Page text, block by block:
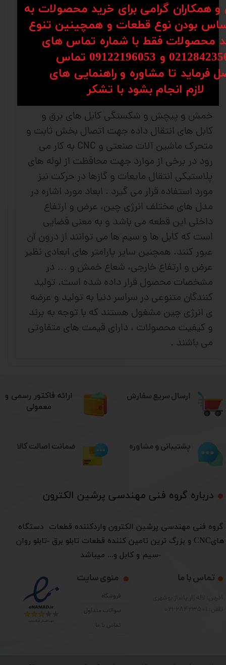
حساب می آید . انرژی گايد و يا همان محافظ
كابل در حقيقت قطعات پليمری از جنس پلی
آميد می باشند كه با خاصيت ضد سايشی،
توانايی رفت و برگشت به ميزان خيلی زياد و در
طول محور حركت را دارند و اين در شرايطی است
كه ميزان خمش كابل از يك مقدار مشخص كمتر
نمی شود. این قطعه که به منظور جلوگیری از
خمش و پیچش و شکستگی کابل های برق و
کابل های انتقال داده جهت اتصال بخش ثابت و
متحرک ماشین آلات صنعتی و CNC به کار می
رود در برخی از موارد جهت محافظت از لوله های
پلاستیکی انتقال مایعات و گازها در حرکت نیز
مورد استفاده قرار می گیرد . ابعاد مورد اشاره در
مدل های مختلف انرژی چین، عرض و ارتفاع
داخلی این قطعه می باشد و به معنی فضایی
است که کابل ها و سیم ها می توانند از درون آن
عبور کنند. همچنین سایر پارامتر های ابعادی نظیر
عرض و ارتفاع خارجی، شعاع خمش و … در
مشخصات محصول قرار داده شده است. تولید
کنندگان متنوعی در سراسر دنیا به تولید و عرضه
ی انرژی چین مشغول هستند که با توجه به برند
و کیفیت محصولات ، دارای قیمت های متفاوتی
می باشند .
ارسال سریع سفارش
درباره گروه فنی مهندسی پرشین الکترون​​​​​​​
​گروه فنی مهندسی پرشین الکترون واردکننده قطعات دستگاه
هایCNC و بزرگ ترین تامین کننده قطعات تابلو برق -تابلو روان
-سیم و کابل و... میباشد
منوی سایت
فروشگاه
سوالات متداول
تماس با ما
تماس با ما
​ارائه فاکتور رسمی و
معمولی
پشتیبانی و مشاوره ضمانت اصالت کالا
همکاران گرامی برای خرید محصولات به
بودن نوع قطعات و همچینین تنوع
کد محصولات فقط با شماره تماس های
و 09122196053​​​​​​​ تماس
فرماید تا مشاوره و راهنمایی های
​​​​​​​لازم انجام بشود با تشکر​​​​​​​